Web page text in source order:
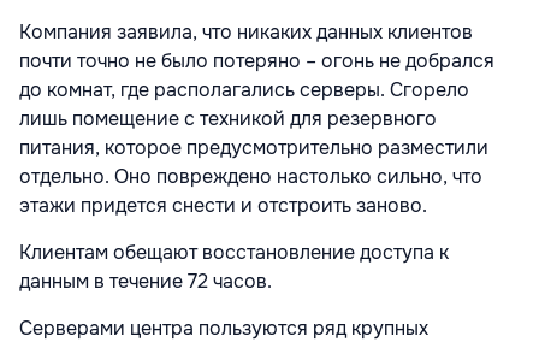
Компания заявила, что никаких данных клиентов
почти точно не было потеряно – огонь не добрался
до комнат, где располагались серверы. Сгорело
лишь помещение с техникой для резервного
питания, которое предусмотрительно разместили
отдельно. Оно повреждено настолько сильно, что
этажи придется снести и отстроить заново.
Клиентам обещают восстановление доступа к
данным в течение 72 часов.
Серверами центра пользуются ряд крупных